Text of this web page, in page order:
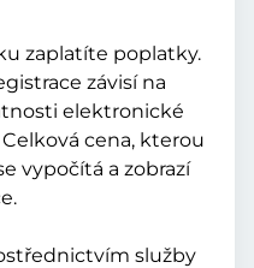
zaplatíte poplatky.
závisí na
elektronické
cena, kterou
vypočítá a zobrazí
služby